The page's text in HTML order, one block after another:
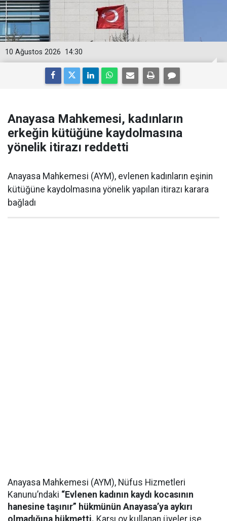
14:30
10 Ağustos 2026
Anayasa Mahkemesi, kadınların
erkeğin kütüğüne kaydolmasına
yönelik itirazı reddetti
Anayasa Mahkemesi (AYM), evlenen kadınların eşinin
kütüğüne kaydolmasına yönelik yapılan itirazı karara
bağladı
Anayasa Mahkemesi (AYM), Nüfus Hizmetleri
Kanunu’ndaki “Evlenen kadının kaydı kocasının
hanesine taşınır” hükmünün Anayasa’ya aykırı
olmadığına hükmetti. Karşı oy kullanan üyeler ise